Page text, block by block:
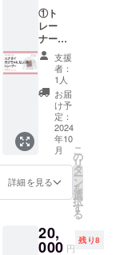
認後、
ペン入
れ(清書)
を行い
ます。
・書
き直し
はペン
入れ後
から2回
までと
なりま
す。
データ
でのデ
しは不
可とな
本文の
メモ欄
に
挿絵が
入れら
れま
す。
・備
考欄に
表紙の
色や雰
囲気、
入れた
い生き
物など
・リ
クエス
ブラッ
ク ②
フェア
当日、
ブース
パネル
にお名
前掲載
※備考
欄に掲
載可能
なニッ
クネー
ムなど
入くだ
さい。
①ト
レー
ナー
「ハナ
ダイ(た
けちゃ
んセレ
クト)」
※アン
バサ
ダーた
けちゃ
んが選
んだ
ハ
ナダイ
レー
ナーで
支援
者：
1人
お届
け予
定：
2024
年10
月
詳細を見る
こ
の
リ
タ
ー
ン
を
選
択
す
る
20,
000 円
残り8